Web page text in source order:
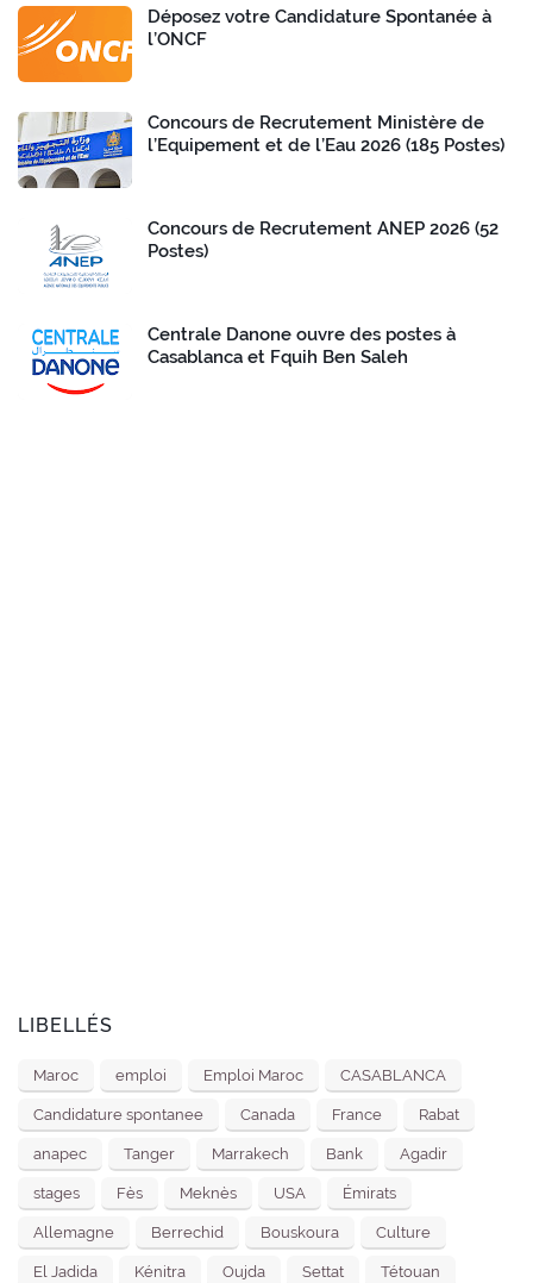
Déposez votre Candidature Spontanée à
l’ONCF
Concours de Recrutement Ministère de
l’Equipement et de l’Eau 2026 (185 Postes)
Concours de Recrutement ANEP 2026 (52
Postes)
Centrale Danone ouvre des postes à
Casablanca et Fquih Ben Saleh
LIBELLÉS
Maroc emploi Emploi Maroc CASABLANCA
Candidature spontanee Canada France Rabat
anapec Tanger Marrakech Bank Agadir
stages Fès Meknès USA Émirats
Allemagne Berrechid Bouskoura Culture
El Jadida Kénitra Oujda Settat Tétouan